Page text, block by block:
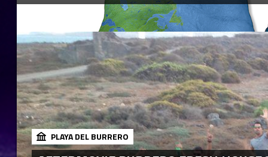
PLAYA DEL BURRERO